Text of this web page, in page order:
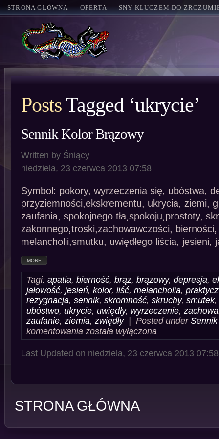
STRONA GŁÓWNA OFERTA SNY KLUCZEM DO
PostsTagged ‘ukrycie’
Sennik Kolor Brązowy
Written by Śniący
niedziela, 23 czerwca 2013 07:58
Symbol: pokory, wyrzeczenia się, ubóstwa,
przyziemności,ekskrementu, ukrycia, ziemi,
zaufania, spokojnego tła,spokoju,prostoty,
zakonnego,troski,zachowawczości,
melancholii,smutku, uwiędłego liścia, jesieni,
MORE
Tagi: apatia, bierność, brąz, brązowy, depresja,
jałowość, jesień, kolor, liść, melancholia,
rezygnacja, sennik, skromność, skruchy, smutek,
ubóstwo, ukrycie, uwiędły, wyrzeczenie,
zaufanie, ziemia, zwiędły| Posted under
komentowania Sennik
Kolor
Brązowy
została wyłączona
Last Updated on niedziela, 23 czerwca 2013 07:58
STRONA GŁÓWNA